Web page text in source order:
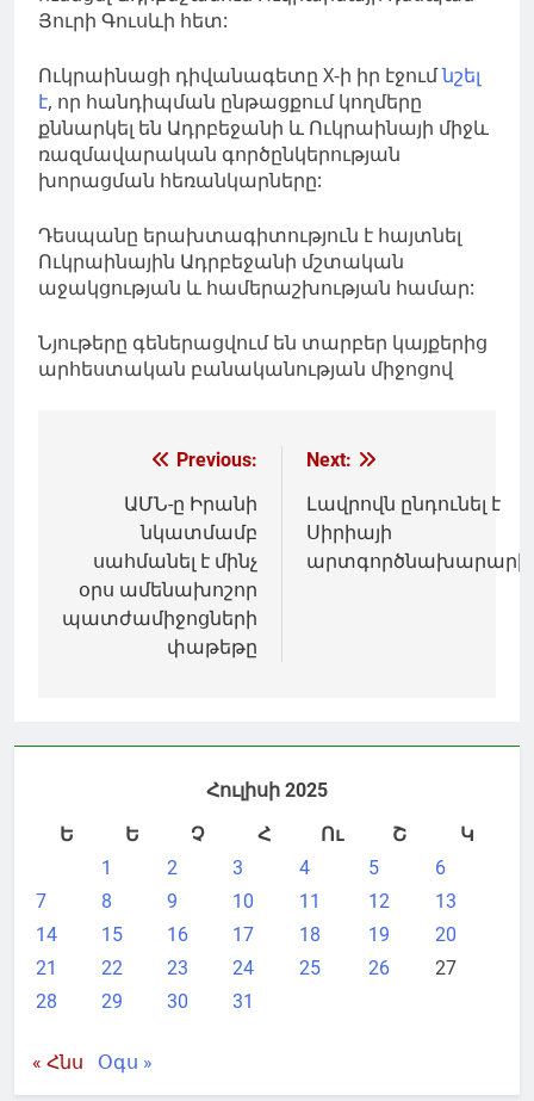
Յուրի Գուսևի հետ:
Ուկրաինացի դիվանագետը X-ի իր էջումնշել
է, որ հանդիպման ընթացքում կողմերը
քննարկել են Ադրբեջանի և Ուկրաինայի միջև
ռազմավարական գործընկերության
խորացման հեռանկարները:
Դեսպանը երախտագիտություն է հայտնել
Ուկրաինային Ադրբեջանի մշտական
աջակցության և համերաշխության համար:
Նյութերը գեներացվում են տարբեր կայքերից
արհեստական բանականության միջոցով
Գրառումների
նավարկումը
Previous:
ԱՄՆ-ը Իրանի
նկատմամբ
սահմանել է մինչ
օրս ամենախոշոր
պատժամիջոցների
փաթեթը
Next:
Լավրովն ընդունել է
Սիրիայի
Հուլիսի 2025
Ե
Ե Չ Հ Ու Շ
Կ
1
2 3 4 5
6
7
8 9 10 11 12
13
14
15 16 17 18 19
20
21
22 23 24 25 26
27
28
29 30 31
« Հնս Օգս »